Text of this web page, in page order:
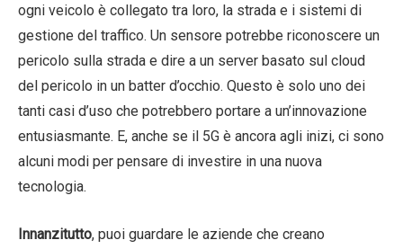
ogni veicolo è collegato tra loro, la strada e i sistemi di
gestione del traffico. Un sensore potrebbe riconoscere un
pericolo sulla strada e dire a un server basato sul cloud
del pericolo in un batter d’occhio. Questo è solo uno dei
tanti casi d’uso che potrebbero portare a un’innovazione
entusiasmante. E, anche se il 5G è ancora agli inizi, ci sono
alcuni modi per pensare di investire in una nuova
tecnologia.
Innanzitutto, puoi guardare le aziende che creano